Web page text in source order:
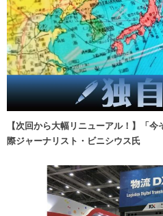
【次回から大幅リニューアル！】「
際ジャーナリスト・ビニシウス氏